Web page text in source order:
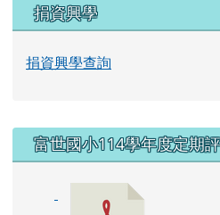
捐資興學
捐資興學查詢
右邊區域內容
富世國小114學年度定期